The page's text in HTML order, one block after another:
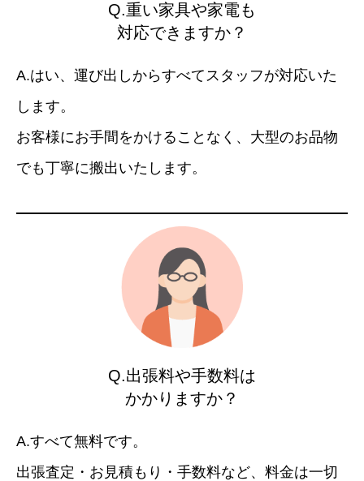
Q.重い家具や家電も
対応できますか？
A.はい、運び出しからすべてスタッフが対応いた
します。
お客様にお手間をかけることなく、大型のお品物
でも丁寧に搬出いたします。
Q.出張料や手数料は
かかりますか？
A.すべて無料です。
出張査定・お見積もり・手数料など、料金は一切